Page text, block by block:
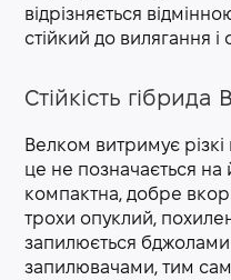
відрізняється
стійкий до вилягання
Стійкість гібрида
Велком витримує
це не позначається на
компактна, добре
трохи опуклий,
запилюється
запилювачами, тим